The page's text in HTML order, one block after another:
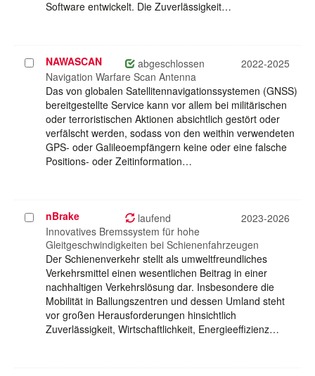
Software entwickelt. Die Zuverlässigkeit…
Projekt
auswählen
NAWASCAN abgeschlossen
2022-2025
Navigation Warfare Scan Antenna
Das von globalen Satellitennavigationssystemen (GNSS)
bereitgestellte Service kann vor allem bei militärischen
oder terroristischen Aktionen absichtlich gestört oder
verfälscht werden, sodass von den weithin verwendeten
GPS- oder Galileoempfängern keine oder eine falsche
Positions- oder Zeitinformation…
Projekt
auswählen
nBrake laufend
2023-2026
Innovatives Bremssystem für hohe
Gleitgeschwindigkeiten bei Schienenfahrzeugen
Der Schienenverkehr stellt als umweltfreundliches
Verkehrsmittel einen wesentlichen Beitrag in einer
nachhaltigen Verkehrslösung dar. Insbesondere die
Mobilität in Ballungszentren und dessen Umland steht
vor großen Herausforderungen hinsichtlich
Zuverlässigkeit, Wirtschaftlichkeit, Energieeffizienz…